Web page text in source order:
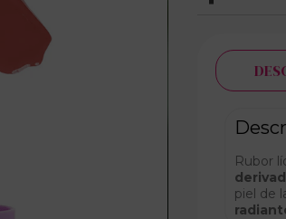
Rubor
piel de